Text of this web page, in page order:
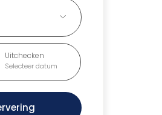
Uitchecken
Selecteer datum